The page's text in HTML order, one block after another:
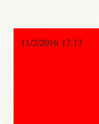
11/2/2016 17:17